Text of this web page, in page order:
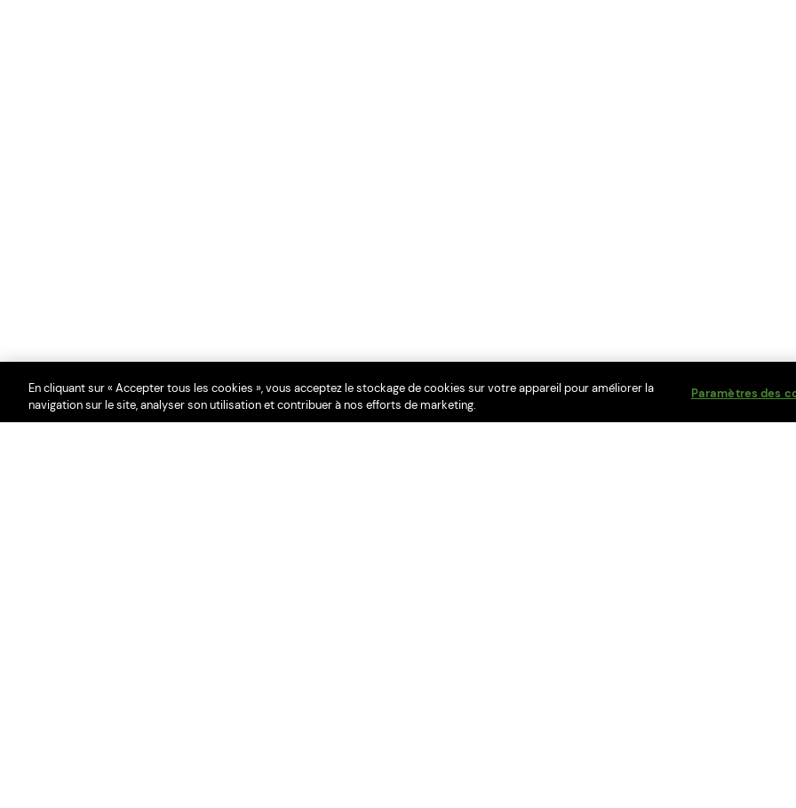
En cliquant sur « Accepter tous les cookies », vous acceptez le stockage de cookies sur votre appareil pour améliorer la
navigation sur le site, analyser son utilisation et contribuer à nos efforts de marketing.
Paramètres des